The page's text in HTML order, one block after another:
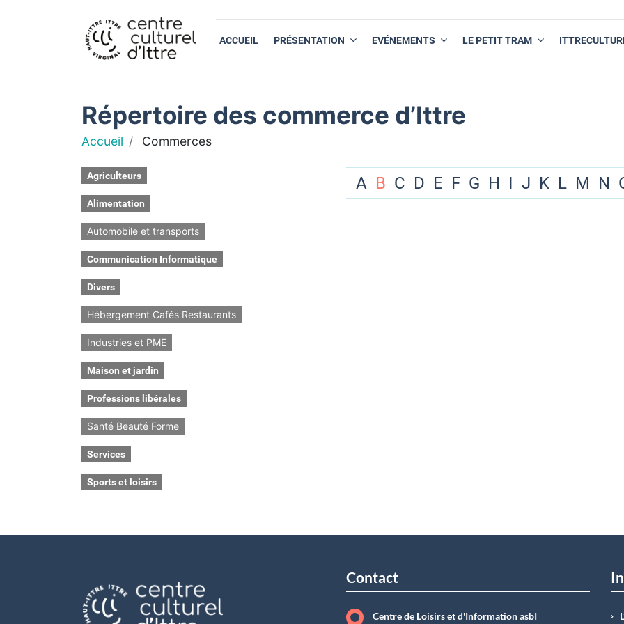
ACCUEIL PRÉSENTATION EVÉNEMENTS LE PETIT TRAM
Répertoire des commerce d’Ittre
Accueil Commerces
Agriculteurs
Alimentation
Automobile et transports
Communication Informatique
Divers
Hébergement Cafés Restaurants
Industries et PME
Maison et jardin
Professions libérales
Santé Beauté Forme
Services
Sports et loisirs
A B C D E F G H I J K L M N
Contact
Centre de Loisirs et d'Information asbI